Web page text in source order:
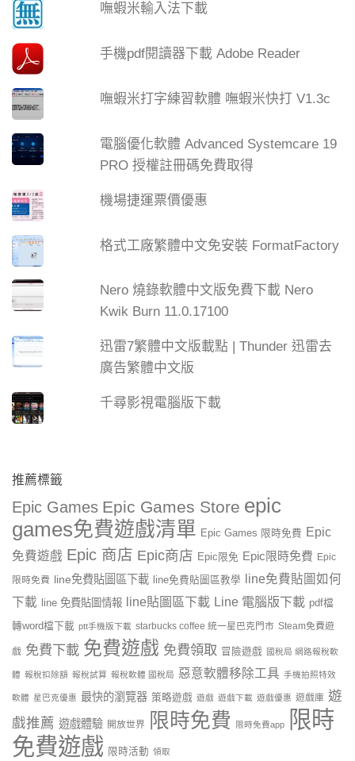
嘸蝦米輸入法下載
手機pdf閱讀器下載 Adobe Reader
嘸蝦米打字練習軟體 嘸蝦米快打 V1.3c
電腦優化軟體 Advanced Systemcare 19
PRO 授權註冊碼免費取得
機場捷運票價優惠
格式工廠繁體中文免安裝 FormatFactory
Nero 燒錄軟體中文版免費下載 Nero
Kwik Burn 11.0.17100
迅雷7繁體中文版載點 | Thunder 迅雷去
廣告繁體中文版
千尋影視電腦版下載
推薦標籤
Epic Games Epic Games Store epic
games免費遊戲清單 Epic Games 限時免費 Epic
免費遊戲 Epic 商店 Epic商店 Epic限免 Epic限時免費 Epic
限時免費 line免費貼圖區下載 line免費貼圖區教學
line免費貼圖如何
下載
line 免費貼圖情報 line貼圖區下載 Line 電腦版下載 pdf檔
轉word檔下載 ptt手機版下載 starbucks coffee 統一星巴克門市 Steam免費遊
戲 免費下載 免費遊戲 免費領取 冒險遊戲 國稅局 網路報稅軟
體 報稅扣除額 報稅試算 報稅軟體 國稅局 惡意軟體移除工具 手機拍照特效
軟體 星巴克優惠 最快的瀏覽器 策略遊戲 遊戲 遊戲下載 遊戲優惠 遊戲庫 遊
戲推薦 遊戲體驗 開放世界 限時免費 限時免費app
限時
免費遊戲 限時活動 領取